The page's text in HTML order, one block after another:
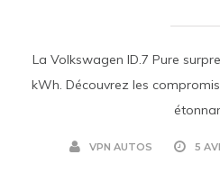
La Volkswagen ID.7 Pure
kWh. Découvrez les
VPN AUTOS 5